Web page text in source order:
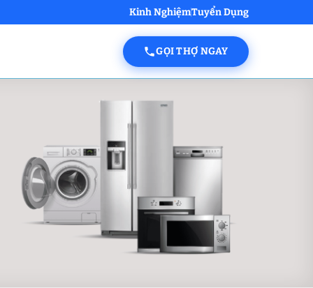
Kinh NghiệmTuyển Dụng
GỌI THỢ NGAY